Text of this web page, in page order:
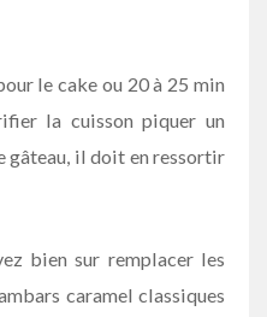
le cake ou 20 à 25 min
la cuisson piquer un
gâteau, il doit en ressortir
bien sur remplacer les
caramel classiques